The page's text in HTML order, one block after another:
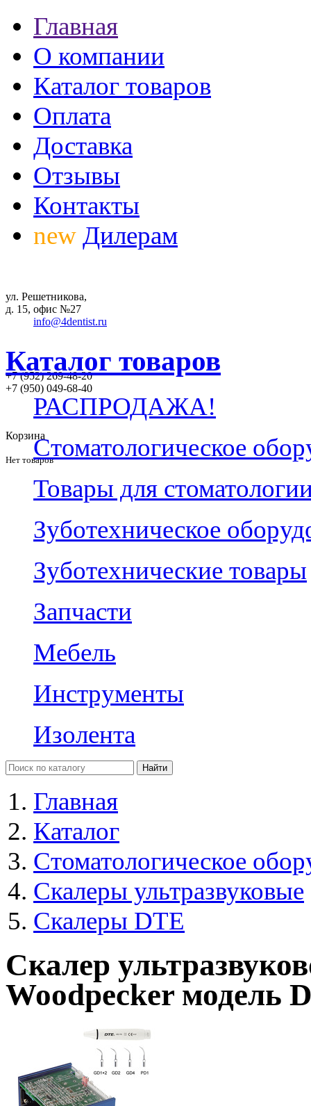
Главная
О компании
Каталог товаров
Оплата
Доставка
Отзывы
Контакты
new Дилерам
ул. Решетникова,
д. 15, офис №27
info@4dentist.ru
+7 (952) 269-48-20
‪+7 (950) 049-68-40
Корзина
Нет товаров
Каталог товаров
РАСПРОДАЖА!
Стоматологическое
Товары для
Зуботехническое
Зуботехнические товары
Запчасти
Мебель
Инструменты
Изолента
Главная
Каталог
Стоматологическое
Скалеры ультразвуковые
Скалеры DTE
Скалер
Woodpecker модель